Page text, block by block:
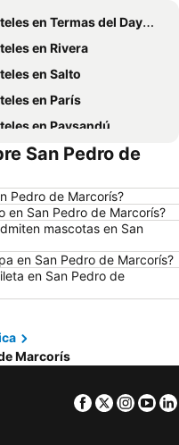
en Termas del Dayman
en Rivera
en Salto
en París
en Paysandú
en Chuy
en Foz de Iguazú
en Punta del Diablo
en Maldonado
en Departamento de Colonia
en España
en Asunción
en República Dominicana
San Pedro de
Pedro de Marcorís?
en San Pedro de Marcorís?
mascotas en San
en San Pedro de Marcorís?
en San Pedro de
Marcorís
Facebook
Twitter